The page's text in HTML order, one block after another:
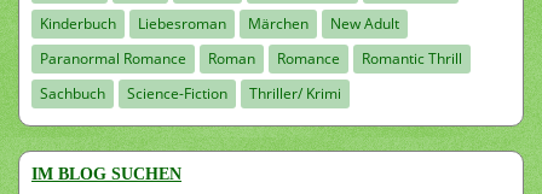
Kinderbuch
Liebesroman Märchen
New Adult
Paranormal Romance
Roman Romance
Romantic Thrill
Sachbuch
Science-Fiction Thriller/ Krimi
IM BLOG SUCHEN